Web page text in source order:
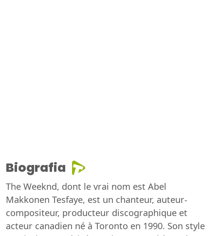
Biografia
The Weeknd, dont le vrai nom est Abel
Makkonen Tesfaye, est un chanteur, auteur-
compositeur, producteur discographique et
acteur canadien né à Toronto en 1990. Son style